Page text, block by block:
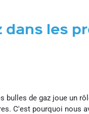
dans les
bulles de gaz joue un
C'est pourquoi nous